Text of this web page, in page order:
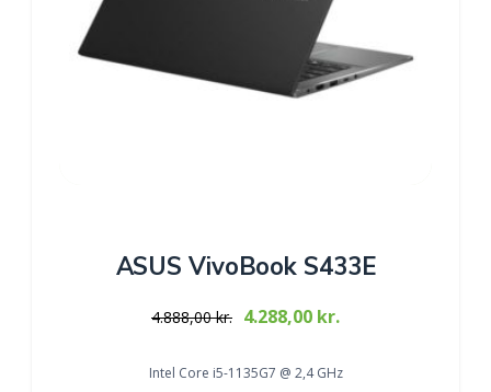
ASUS VivoBook S433E
4.888,00kr. Original
4.888,00 kr..
4.288,00 kr.Current
4.288,00 kr..
Intel Core i5-1135G7 @ 2,4 GHz